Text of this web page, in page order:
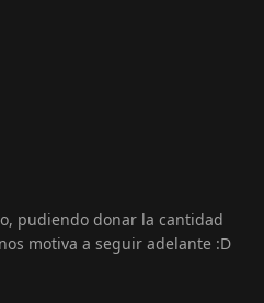
pudiendo donar la cantidad
motiva a seguir adelante :D